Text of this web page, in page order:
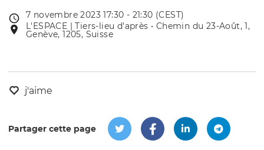
Date
de
l'évênement
7 novembre 2023 17:30 - 21:30 (CEST)
Lieu
de
L'ESPACE | Tiers-lieu d'après • Chemin du 23-Août, 1,
Genève, 1205, Suisse
j'aime
Partager cette page